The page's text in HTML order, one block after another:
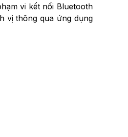
vi kết nối Bluetooth
vị thông qua ứng dụng